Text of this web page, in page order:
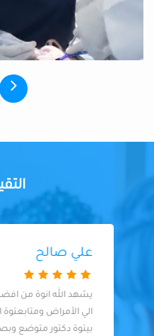
علي صالح
يشهد الله انوة من افضل
الي الأمراض ومتابعتوة
بيتوة دكتور متوضع وبصيط